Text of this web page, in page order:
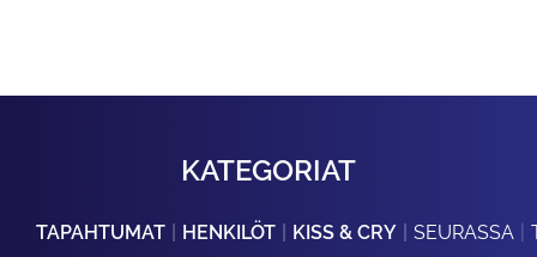
KATEGORIAT
TAPAHTUMAT HENKILÖT KISS & CRY SEURASSA